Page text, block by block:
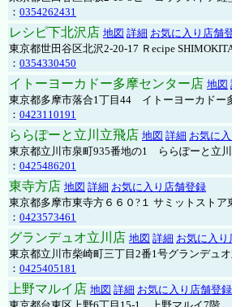
： 0354262431
レシピ下北沢店 地図 詳細 お気に入り店舗
東京都世田谷区北沢2-20-17 Ｒecipe
： 0354330450
イトーヨーカドー多摩センター店 地図
東京都多摩市落合1丁目44 イトーヨーカドー
： 0423110191
ららぽーと立川立飛店 地図 詳細 お気に
東京都立川市泉町935番地の1 ららぽーと立
： 0425486201
東寺方店 地図 詳細 お気に入り店舗登録
東京都多摩市東寺方６６０?１ サミットストア
： 0423573461
グランデュオ立川店 地図 詳細 お気に入り
東京都立川市柴崎町三丁目2番1号グランデュ
： 0425405181
上野マルイ店 地図 詳細 お気に入り店舗登録